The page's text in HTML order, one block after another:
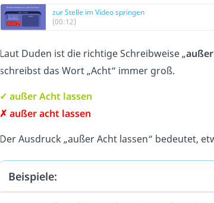
zur Stelle im Video springen
(00:12)
Laut Duden ist die richtige Schreibweise „
schreibst das Wort „Acht“ immer groß.
✓ außer Acht lassen
✗ außer acht lassen
Der Ausdruck „außer Acht lassen“ bedeutet,
Beispiele: